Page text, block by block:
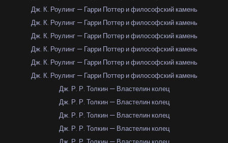
Дж. К. Роулинг — Гарри Поттер и философский камень
Дж. К. Роулинг — Гарри Поттер и философский камень
Дж. К. Роулинг — Гарри Поттер и философский камень
Дж. К. Роулинг — Гарри Поттер и философский камень
Дж. К. Роулинг — Гарри Поттер и философский камень
Дж. К. Роулинг — Гарри Поттер и философский камень
Дж. Р. Р. Толкин — Властелин колец
Дж. Р. Р. Толкин — Властелин колец
Дж. Р. Р. Толкин — Властелин колец
Дж. Р. Р. Толкин — Властелин колец